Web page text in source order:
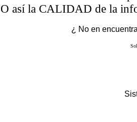
así la CALIDAD de la
¿ No en